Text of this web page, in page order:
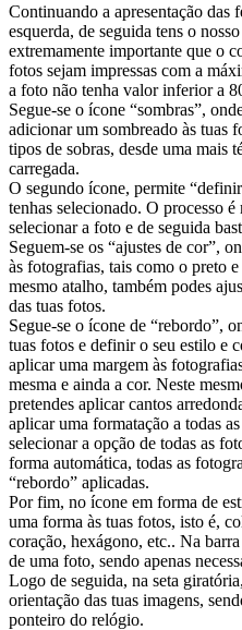
Continuando a apresentação das
esquerda, de seguida tens o
extremamente importante que o
fotos sejam impressas com a
a foto não tenha valor inferior a
Segue-se o ícone “sombras”,
adicionar um sombreado às tuas
tipos de sobras, desde uma mais
carregada.
O segundo ícone, permite
tenhas selecionado. O processo
selecionar a foto e de seguida
Seguem-se os “ajustes de cor”,
às fotografias, tais como o preto
mesmo atalho, também podes
das tuas fotos.
Segue-se o ícone de “rebordo”,
tuas fotos e definir o seu estilo e
aplicar uma margem às
mesma e ainda a cor. Neste
pretendes aplicar cantos
aplicar uma formatação a todas
selecionar a opção de todas as
forma automática, todas as
“rebordo” aplicadas.
Por fim, no ícone em forma de
uma forma às tuas fotos, isto é,
coração, hexágono, etc.. Na
de uma foto, sendo apenas
Logo de seguida, na seta
orientação das tuas imagens,
ponteiro do relógio.